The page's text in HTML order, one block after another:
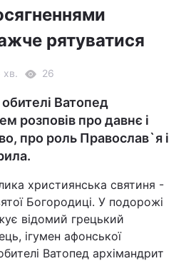
рятуватися
хв. 26
Ватопед
розповів про давнє і
про роль Православ`я і
християнська святиня -
Богородиці. У подорожі
відомий грецький
ігумен афонської
Ватопед архімандрит